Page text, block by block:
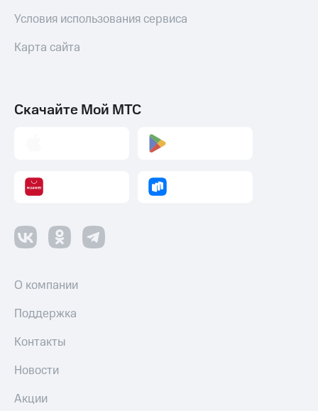
Условия использования сервиса
Карта сайта
Скачайте Мой МТС
О компании
Поддержка
Контакты
Новости
Акции